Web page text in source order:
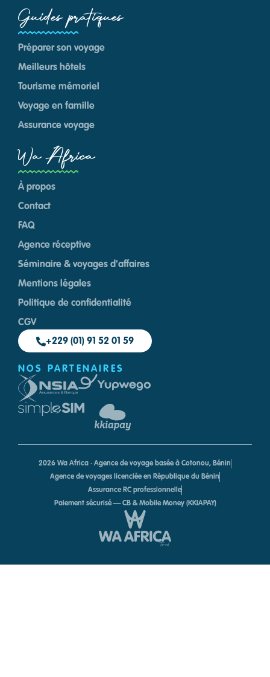
Guides pratiques
Préparer son voyage
Meilleurs hôtels
Tourisme mémoriel
Voyage en famille
Assurance voyage
Wa Africa
À propos
Contact
FAQ
Agence réceptive
Séminaire & voyages d'affaires
Mentions légales
Politique de confidentialité
CGV
+229 (01) 91 52 01 59
NOS PARTENAIRES
2026 Wa Africa · Agence de voyage basée à Cotonou, Bénin
Agence de voyages licenciée en République du Bénin
Assurance RC professionnelle
Paiement sécurisé — CB & Mobile Money (KKIAPAY)